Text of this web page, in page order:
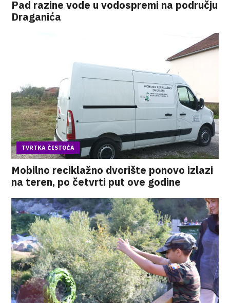
Pad razine vode u vodospremi na području
Draganića
TVRTKA ČISTOĆA
Mobilno reciklažno dvorište ponovo izlazi
na teren, po četvrti put ove godine